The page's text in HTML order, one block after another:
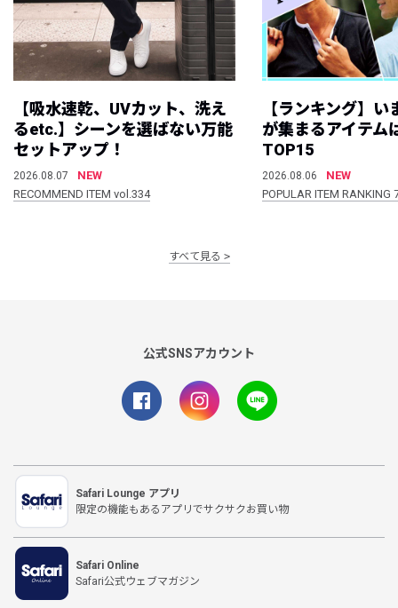
【吸水速乾、UVカット、洗え
るetc.】シーンを選ばない万能
セットアップ！
2026.08.07
NEW
RECOMMEND ITEM vol.334
【ランキング】
が集まるアイテム
TOP15
2026.08.06
NEW
POPULAR ITEM
すべて見る
公式SNSアカウント
Safari Lounge アプリ
限定の機能もあるアプリでサクサクお買い物
Safari Online
Safari公式ウェブマガジン